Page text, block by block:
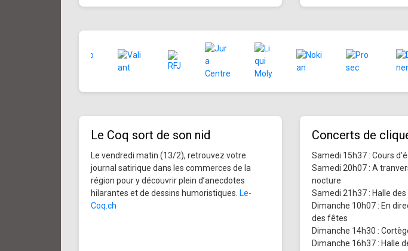
Le Coq sort de son nid
Le vendredi matin (13/2), retrouvez votre
journal satirique dans les commerces de la
région pour y découvrir plein d’anecdotes
hilarantes et de dessins humoristiques. Le-
Coq.ch
Concerts de
Samedi 15h37 : Cours
Samedi 20h07 : A
nocture
Samedi 21h37 : Halle des
Dimanche 10h07 : En
des fêtes
Dimanche 14h30 :
Dimanche 16h37 : Halle